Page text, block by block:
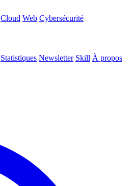
Cloud Web Cybersécurité
Statistiques Newsletter Skill À propos